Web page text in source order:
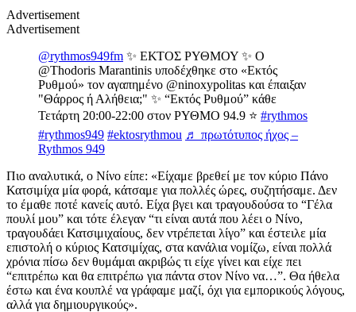
Advertisement
Advertisement
@rythmos949fm ✨ ΕΚΤΟΣ ΡΥΘΜΟΥ ✨ Ο
@Thodoris Marantinis υποδέχθηκε στο «Εκτός
Ρυθμού» τον αγαπημένο @ninoxypolitas και έπαιξαν
"Θάρρος ή Αλήθεια;" ✨ “Εκτός Ρυθμού” κάθε
Τετάρτη 20:00-22:00 στον ΡΥΘΜΟ 94.9 ⭐️ #rythmos
#rythmos949 #ektosrythmou ♬ πρωτότυπος ήχος –
Rythmos 949
Πιο αναλυτικά, ο Νίνο είπε: «Είχαμε βρεθεί με τον κύριο Πάνο
Κατσιμίχα μία φορά, κάτσαμε για πολλές ώρες, συζητήσαμε. Δεν
το έμαθε ποτέ κανείς αυτό. Είχα βγει και τραγουδούσα το “Γέλα
πουλί μου” και τότε έλεγαν “τι είναι αυτά που λέει ο Νίνο,
τραγουδάει Κατσιμιχαίους, δεν ντρέπεται λίγο” και έστειλε μία
επιστολή ο κύριος Κατσιμίχας, στα κανάλια νομίζω, είναι πολλά
χρόνια πίσω δεν θυμάμαι ακριβώς τι είχε γίνει και είχε πει
“επιτρέπω και θα επιτρέπω για πάντα στον Νίνο να…”. Θα ήθελα
έστω και ένα κουπλέ να γράφαμε μαζί, όχι για εμπορικούς λόγους,
αλλά για δημιουργικούς».